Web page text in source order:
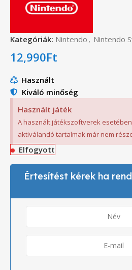
Kategóriák: Nintendo , Nintendo
12,990Ft
Használt
Kiváló minőség
Használt játék
A használt játékszoftverek
aktiválandó tartalmak már nem
Elfogyott
Értesítést kérek ha